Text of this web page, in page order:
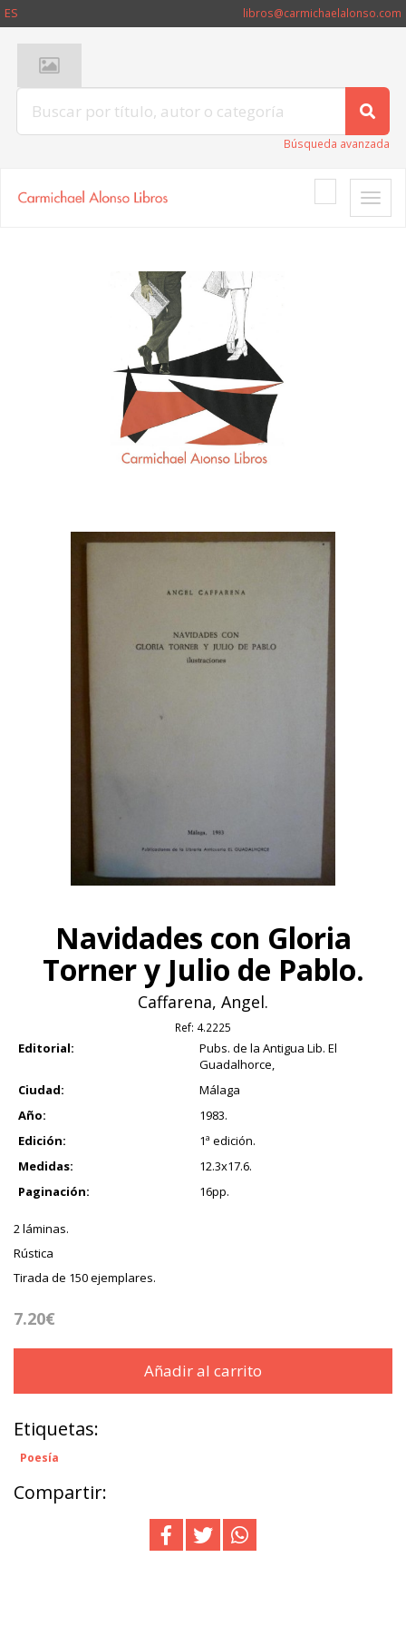
ES libros@carmichaelalonso.com
Búsqueda avanzada
Toggle
Navidades con Gloria
Torner y Julio de Pablo.
Caffarena, Angel.
Ref: 4.2225
Editorial:
Pubs. de la Antigua Lib. El
Guadalhorce,
Ciudad:
Málaga
Año:
1983.
Edición:
1ª edición.
Medidas:
12.3x17.6.
Paginación:
16pp.
2 láminas.
Rústica
Tirada de 150 ejemplares.
7.20€
Añadir al carrito
Etiquetas:
Poesía
Compartir: